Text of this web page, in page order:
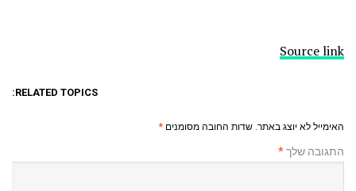
Source link
RELATED TOPICS:
האימייל לא יוצג באתר. שדות החובה מסומנים *
התגובה שלך*